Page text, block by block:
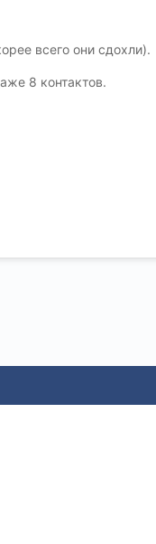
всего они сдохли).
8 контактов.